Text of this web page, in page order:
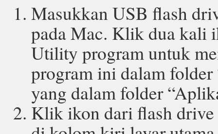
Masukkan USB flash
pada Mac. Klik dua kali
Utility program untuk
program ini dalam
yang dalam folder
Klik ikon dari flash drive